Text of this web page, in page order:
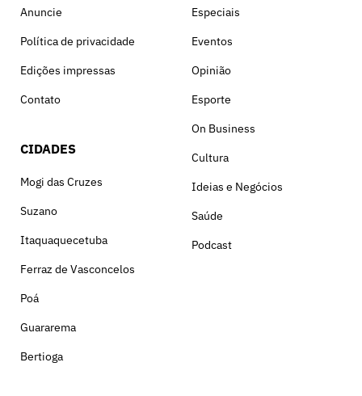
Anuncie
Política de privacidade
Edições impressas
Contato
CIDADES
Mogi das Cruzes
Suzano
Itaquaquecetuba
Ferraz de Vasconcelos
Poá
Guararema
Bertioga
Especiais
Eventos
Opinião
Esporte
On Business
Cultura
Ideias e Negócios
Saúde
Podcast